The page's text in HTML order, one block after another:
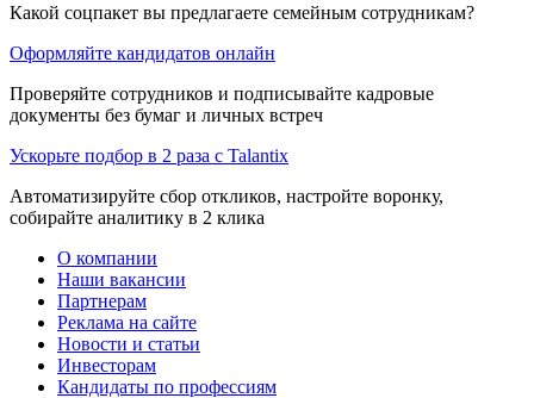
Какой соцпакет вы предлагаете семейным сотрудникам?
Оформляйте кандидатов онлайн
Проверяйте сотрудников и подписывайте кадровые
документы без бумаг и личных встреч
Ускорьте подбор в 2 раза с Talantix
Автоматизируйте сбор откликов, настройте воронку,
собирайте аналитику в 2 клика
О компании
Наши вакансии
Партнерам
Реклама на сайте
Новости и статьи
Инвесторам
Кандидаты по профессиям